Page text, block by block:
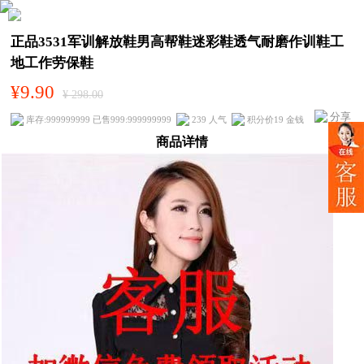
正品3531军训解放鞋男高帮鞋迷彩鞋透气耐磨作训鞋工
地工作劳保鞋
分享
¥9.90 ¥ 298.00
库存:999999999 已售999:999999999 239 人气 积分价19 金钱
商品详情